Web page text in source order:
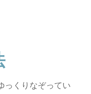
っくりなぞってい